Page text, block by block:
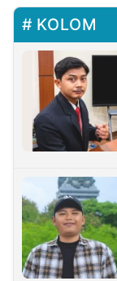
KOLOM